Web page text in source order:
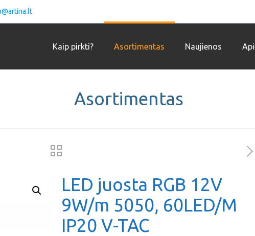
Kaip pirkti? Asortimentas Naujienos
Asortimentas
LED juosta RGB 12V
9W/m 5050, 60LED/M
IP20 V-TAC